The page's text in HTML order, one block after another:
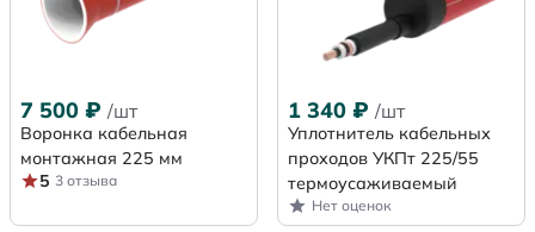
7 500 ₽ /шт
Воронка кабельная
монтажная 225 мм
5 3 отзыва
1 340 ₽ /шт
Уплотнитель кабельных
проходов УКПт 225/55
термоусаживаемый
Нет оценок